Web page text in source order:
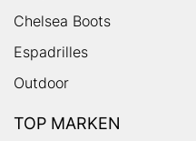
Chelsea Boots
Espadrilles
Outdoor
TOP MARKEN